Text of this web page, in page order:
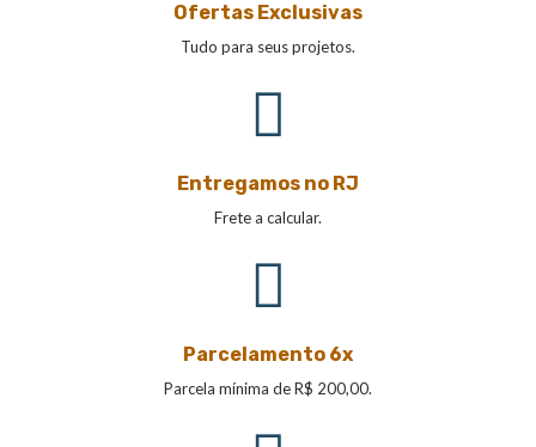
Ofertas Exclusivas
Tudo para seus projetos.
Entregamos no RJ
Frete a calcular.
Parcelamento 6x
Parcela mínima de R$ 200,00.